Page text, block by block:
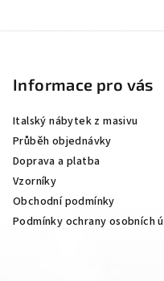
Informace pro vás
Italský nábytek z masivu
Průběh objednávky
Doprava a platba
Vzorníky
Obchodní podmínky
Podmínky ochrany osobních